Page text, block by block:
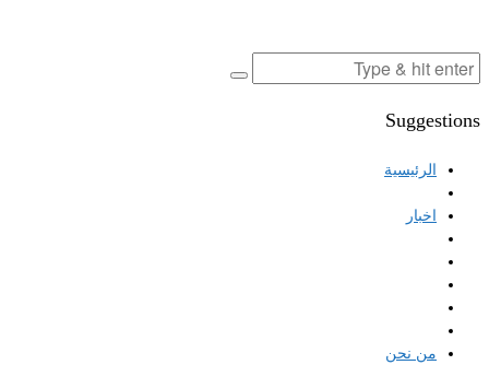
Suggestions
الرئيسية
اخبار
من نحن